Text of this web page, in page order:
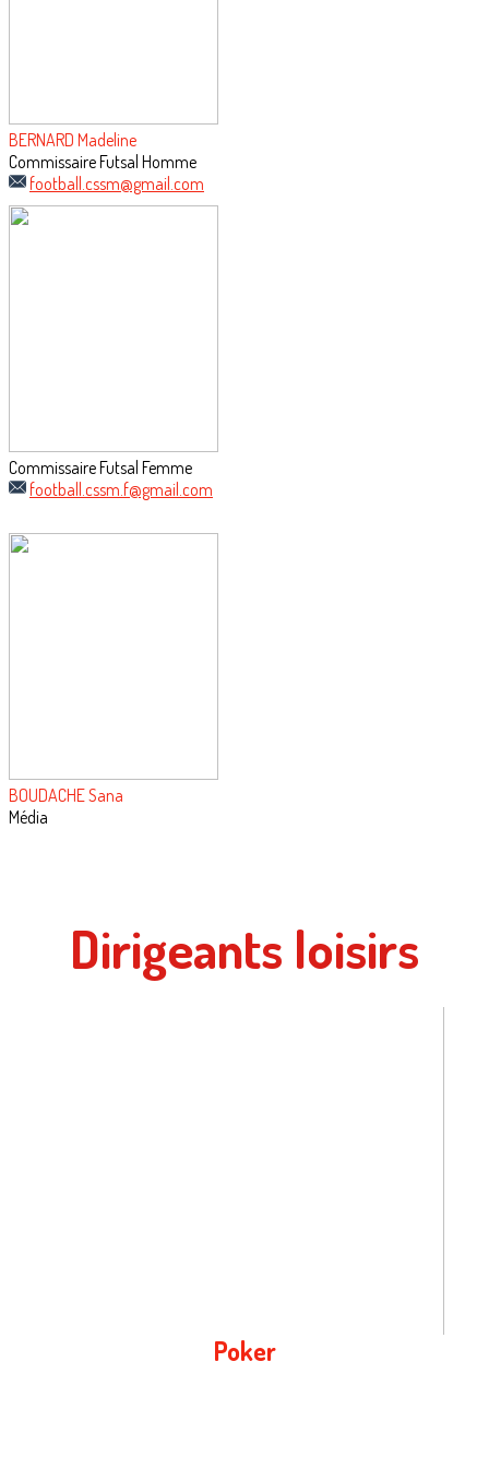
BERNARD Madeline
Commissaire Futsal Homme
football.cssm@gmail.com
Commissaire Futsal Femme
football.cssm.f@gmail.com
BOUDACHE Sana
Média
Dirigeants loisirs
Poker